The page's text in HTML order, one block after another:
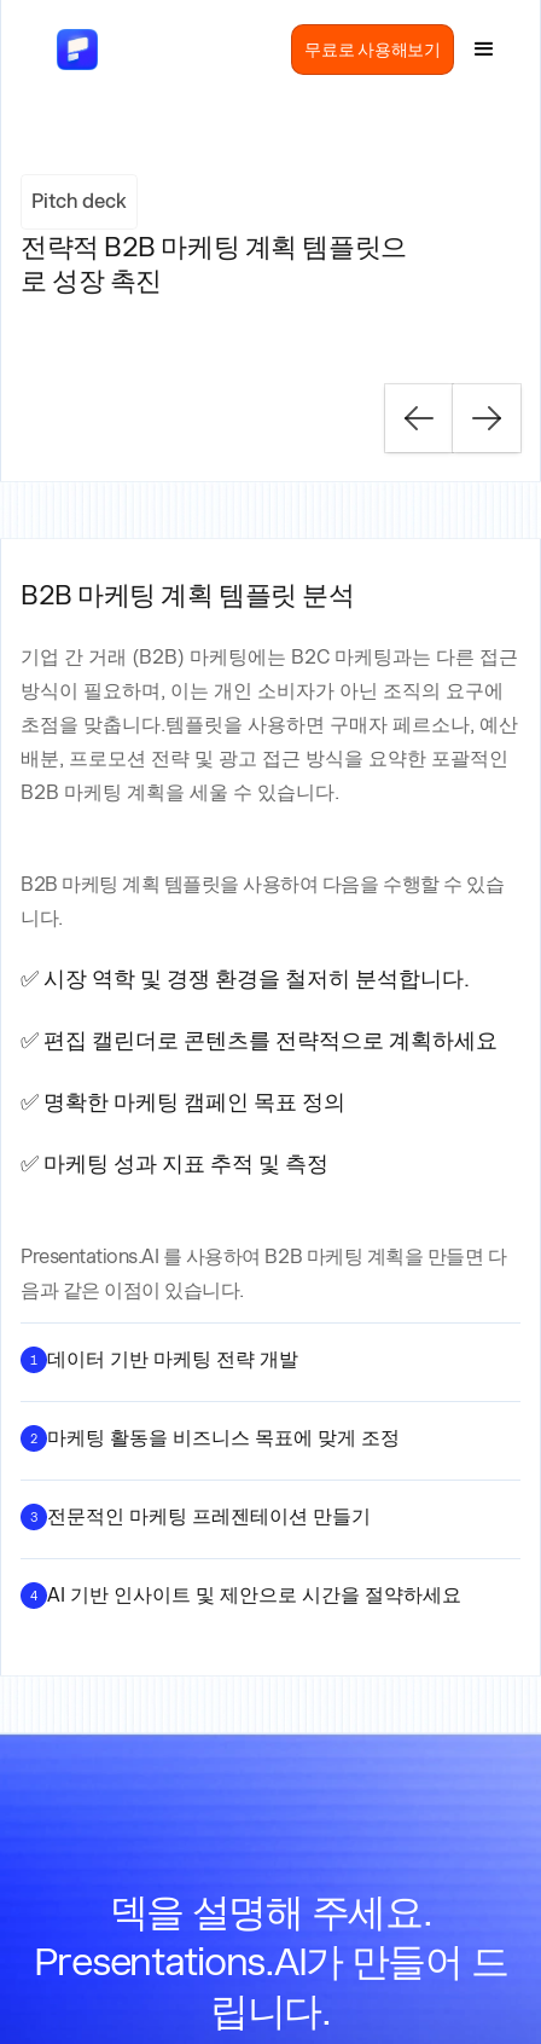
무료로 사용해보기
Pitch deck
전략적 B2B 마케팅 계획 템플릿으
로 성장 촉진
B2B 마케팅 계획 템플릿 분석
기업 간 거래 (B2B) 마케팅에는 B2C 마케팅과는 다른 접근
방식이 필요하며, 이는 개인 소비자가 아닌 조직의 요구에
초점을 맞춥니다.템플릿을 사용하면 구매자 페르소나, 예산
배분, 프로모션 전략 및 광고 접근 방식을 요약한 포괄적인
B2B 마케팅 계획을 세울 수 있습니다.
B2B 마케팅 계획 템플릿을 사용하여 다음을 수행할 수 있습
니다.
✅ 시장 역학 및 경쟁 환경을 철저히 분석합니다.
✅ 편집 캘린더로 콘텐츠를 전략적으로 계획하세요
✅ 명확한 마케팅 캠페인 목표 정의
✅ 마케팅 성과 지표 추적 및 측정
Presentations.AI 를 사용하여 B2B 마케팅 계획을 만들면 다
음과 같은 이점이 있습니다.
1 데이터 기반 마케팅 전략 개발
2 마케팅 활동을 비즈니스 목표에 맞게 조정
3 전문적인 마케팅 프레젠테이션 만들기
4 AI 기반 인사이트 및 제안으로 시간을 절약하세요
덱을 설명해 주세요.
Presentations.AI가 만들어 드
립니다.